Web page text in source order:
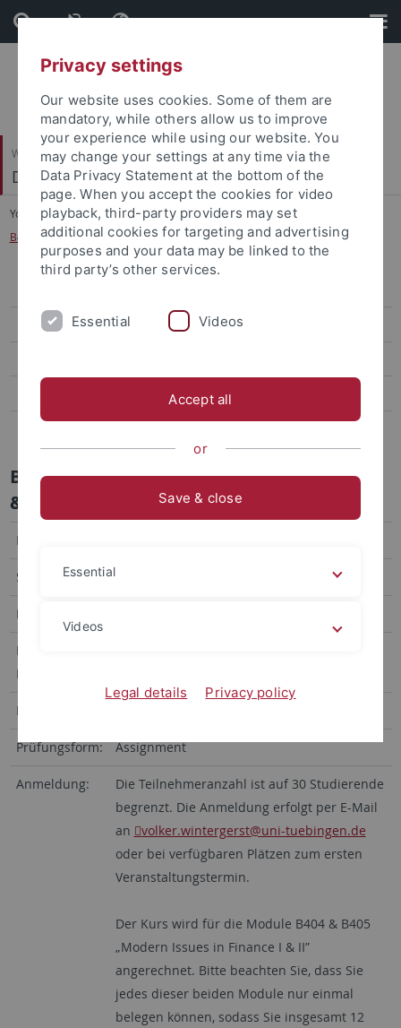
Skip
to
content
Skip
to
footer
Wirtschafts- und Sozialwissenschaftliche Fakultät
Department of Finance
You are here: Startseite
...
B405 Modern Issues in Finance II: Mergers & Acquisitions
B400 Advanced Corporate Finance
B404A Modern Issues in Finance: Foundations of Asset Management
B405 Modern Issues in Finance II: Mergers
& Acquisitions
Dozent:
Sprache: Deutsch
Eignung:
Lehrform und
Kontaktzeit:
ECTS-Punkte:
Prüfungsform: Assignment
Anmeldung:
Die Teilnehmeranzahl ist auf 30 Studierende
begrenzt. Die Anmeldung erfolgt per E-Mail
an
volker.wintergerst@uni-tuebingen.de
oder bei verfügbaren Plätzen zum ersten
Veranstaltungstermin.
Der Kurs wird für die Module B404 & B405
„Modern Issues in Finance I & II”
angerechnet. Bitte beachten Sie, dass Sie
jedes dieser beiden Module nur einmal
belegen können, sodass Sie insgesamt 12
Privacy settings
Our website uses cookies. Some of them are
mandatory, while others allow us to improve
your experience while using our website. You
may change your settings at any time via the
Data Privacy Statement at the bottom of the
page. When you accept the cookies for video
playback, third-party providers may set
additional cookies for targeting and advertising
purposes and your data may be linked to the
third party’s other services.
Essential Videos
Accept all
or
Save & close
Essential
Videos
Legal details Privacy policy